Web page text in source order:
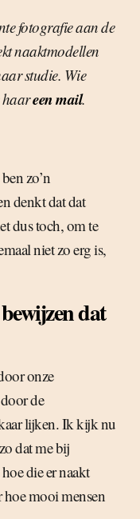
fotografie aan de
naaktmodellen
studie. Wie
haareen mail.
zo’n
denkt dat dat
dus toch, om te
niet zo erg is,
dat
onze
de
lijken. Ik kijk nu
dat me bij
die er naakt
hoe mooi mensen